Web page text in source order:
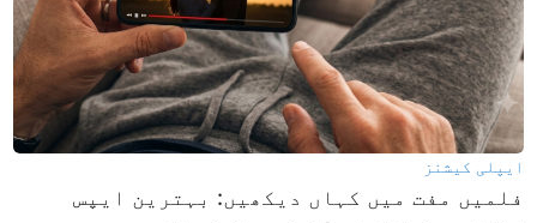
ایپلی کیشنز
فلمیں مفت میں کہاں دیکھیں: بہترین ایپس